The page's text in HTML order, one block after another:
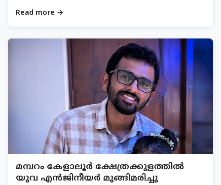
Read more →
മമ്പറം കേളാലൂർ ക്ഷേത്രക്കുളത്തിൽ
യുവ എൻജിനീയർ മുങ്ങിമരിച്ചു